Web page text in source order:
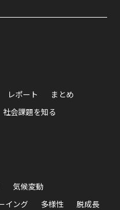
レポート
まとめ
社会課題を知る
気候変動
イング 多様性 脱成長